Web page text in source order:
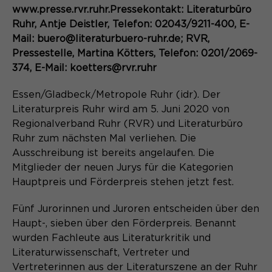
Zweck
unerlässlich, damit Ihr Besuch auf der
Website angenehm und flüssig wird:
Sie ermöglichen es der Website, Sie
zu erkennen und somit Ihre Sitzung
einem Benutzer-Login für einen
geschlossenen Bereich die Benutzer-
ID als verschlüsselten Wert (sog.
"hash-Wert") zum entsprechenden
Datenbankeintrag des Nutzers.
Name PHPSESSID
Anbieter Session-Cookies
Name _pk_id*
Anbieter Matomo
Laufzeit 13 Monate
Zweck
Dient zur anonymen
Wiedererkennung eines Besuchers.
_pk_ses*
Anbieter Matomo
Laufzeit 30 Minuten
Speichert vorübergehend Daten der
aktuellen Sitzung.
Cookie-Informationen
Aktivierung Mehrsprachigkeit
Diese Cookies ermöglichen die automatische
Anbieter GTranslate Inc.
Laufzeit 1 Jahr
Speichert die vom Nutzer gewählte
Übersetzung der Website.
www.presse.rvr.ruhr.Pressekontakt: Literaturbüro
Ruhr, Antje Deistler, Telefon: 02043/9211-400, E-
Mail: buero@literaturbuero-ruhr.de; RVR,
Pressestelle, Martina Kötters, Telefon: 0201/2069-
374, E-Mail: koetters@rvr.ruhr
Essen/Gladbeck/Metropole Ruhr (idr). Der
Literaturpreis Ruhr wird am 5. Juni 2020 von
Regionalverband Ruhr (RVR) und Literaturbüro
Ruhr zum nächsten Mal verliehen. Die
Ausschreibung ist bereits angelaufen. Die
Mitglieder der neuen Jurys für die Kategorien
Hauptpreis und Förderpreis stehen jetzt fest.
Fünf Jurorinnen und Juroren entscheiden über den
Haupt-, sieben über den Förderpreis. Benannt
wurden Fachleute aus Literaturkritik und
Literaturwissenschaft, Vertreter und
Vertreterinnen aus der Literaturszene an der Ruhr